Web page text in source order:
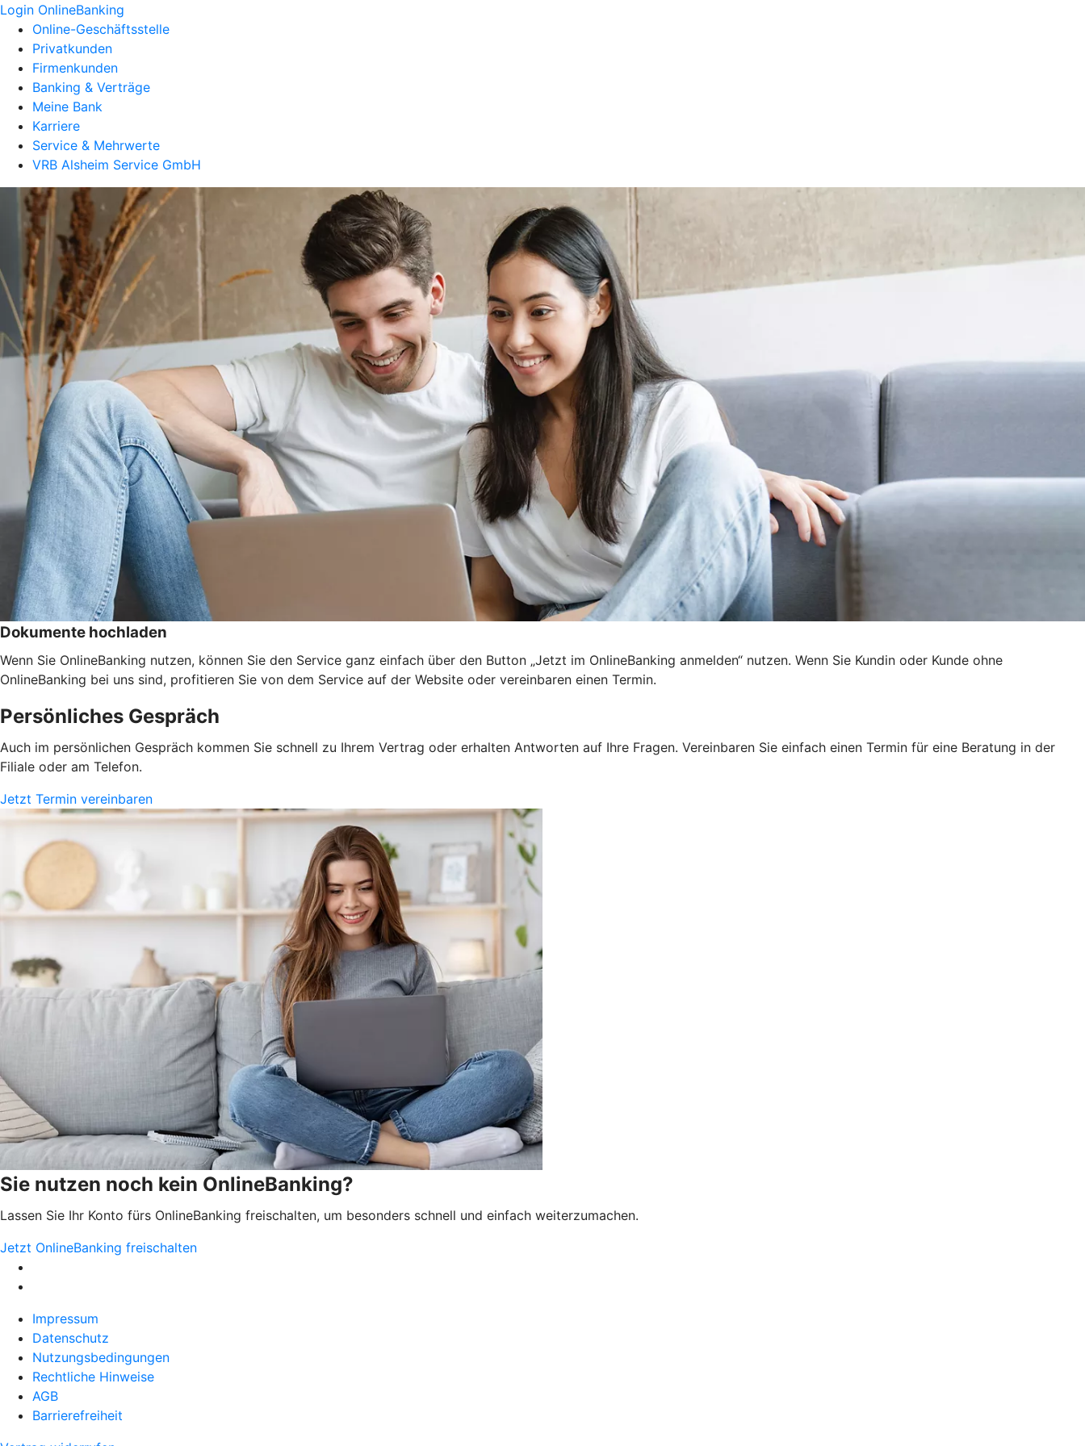
Login OnlineBanking
Online-Geschäftsstelle
Privatkunden
Firmenkunden
Banking & Verträge
Meine Bank
Karriere
Service & Mehrwerte
VRB Alsheim Service GmbH
Dokumente hochladen
Wenn Sie OnlineBanking nutzen, können Sie den Service ganz einfach über den Button „Jetzt im OnlineBanking anmelden“ nutzen. Wenn Sie Kundin oder Kunde ohne
OnlineBanking bei uns sind, profitieren Sie von dem Service auf der Website oder vereinbaren einen Termin.
Persönliches Gespräch
Auch im persönlichen Gespräch kommen Sie schnell zu Ihrem Vertrag oder erhalten Antworten auf Ihre Fragen. Vereinbaren Sie einfach einen Termin für eine Beratung in der
Filiale oder am Telefon.
Jetzt Termin vereinbaren
Sie nutzen noch kein OnlineBanking?
Lassen Sie Ihr Konto fürs OnlineBanking freischalten, um besonders schnell und einfach weiterzumachen.
Jetzt OnlineBanking freischalten
Impressum
Datenschutz
Nutzungsbedingungen
Rechtliche Hinweise
AGB
Barrierefreiheit